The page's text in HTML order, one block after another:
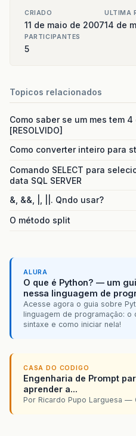
CRIADO
11 de maio de 2007
ULTIMA
14 de
PARTICIPANTES
5
Topicos relacionados
Como saber se um mes tem
[RESOLVIDO]
Como converter inteiro para
Comando SELECT para
data SQL SERVER
&, &&, |, ||. Qndo usar?
O método split
ALURA
O que é Python? — um
nessa linguagem de
Acesse agora o guia sobre
linguagem de programação:
sintaxe e como iniciar nela!
CASA DO CODIGO
Engenharia de Prompt
aprender a...
Por Ricardo Pupo Larguesa —